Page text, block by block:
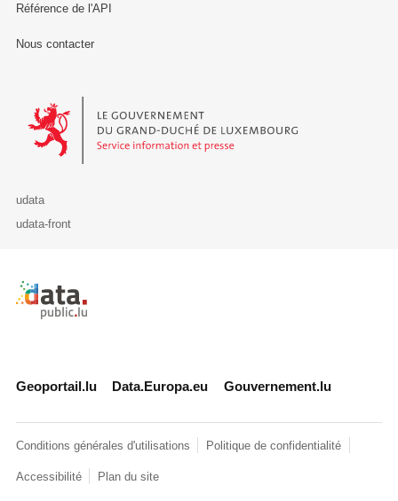
Référence de l'API
Nous contacter
Le Gouvernement du Grand-Duché de Luxembourg - Service
udata
udata-front
Retour à l'accueil de data.public.lu
Geoportail.lu Data.Europa.eu Gouvernement.lu
Conditions générales d'utilisations Politique de confidentialité
Accessibilité Plan du site